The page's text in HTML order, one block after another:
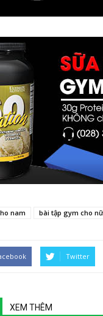
nam bài tập gym cho nữ
Twitter
XEM THÊM